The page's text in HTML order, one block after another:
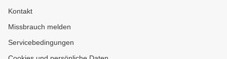
Kontakt
Missbrauch melden
Servicebedingungen